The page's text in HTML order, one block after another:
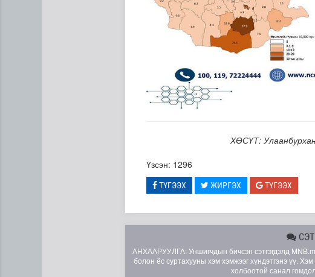
“Дүрслэх урлагийн оюуны өв сан”
ХӨСҮТ:
Үзсэн: 1296
ТҮГЭЭХ ЖИРГЭХ ТҮГЭЭХ
АНХААРУУЛГА: Уншигчдын бичсэн сэтгэгдэлд
болон ёс суртахууны хэм хэмжээг хүндэтгэнэ үү. Хэм
холбоотой санал